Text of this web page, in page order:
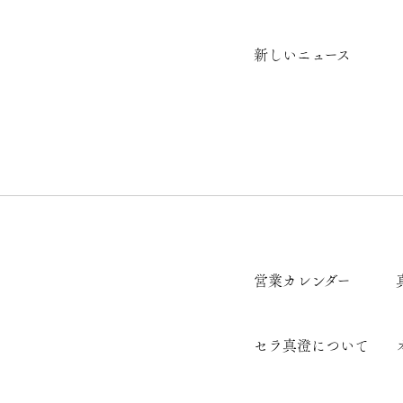
新しいニュース
営業カレンダー
セラ真澄について